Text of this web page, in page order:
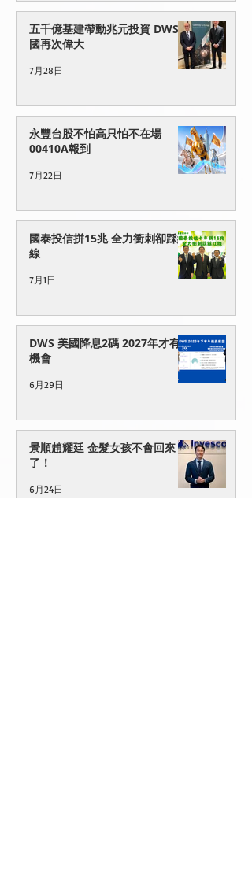
五千億基建帶動兆元投資 DWS德
國再次偉大
7月28日
永豐台股不怕高只怕不在場
00410A報到
7月22日
國泰投信拼15兆 全力衝刺卻踩紅
線
7月1日
DWS 美國降息2碼 2027年才有
機會
6月29日
景順趙耀廷 金髮女孩不會回來
了！
6月24日